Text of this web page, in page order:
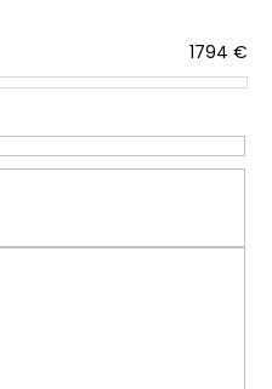
1794 €